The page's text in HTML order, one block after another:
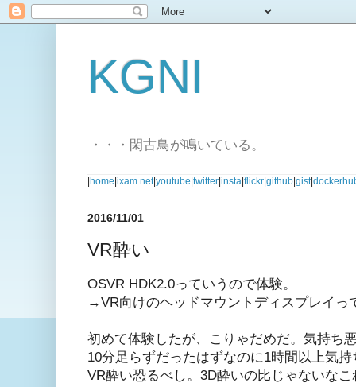
KGNI
・・・閑古鳥が鳴いている。
home ixam.net|youtube twitter insta flickr github gist|
2016/11/01
VR酔い
OSVR HDK2.0っていうので体験。
→VR向けのヘッドマウントディスプレイっ
初めて体験したが、こりゃだめだ。気持ち
10分足らずだったはずなのに1時間以上気持
VR酔い恐るべし。3D酔いの比じゃないなこ